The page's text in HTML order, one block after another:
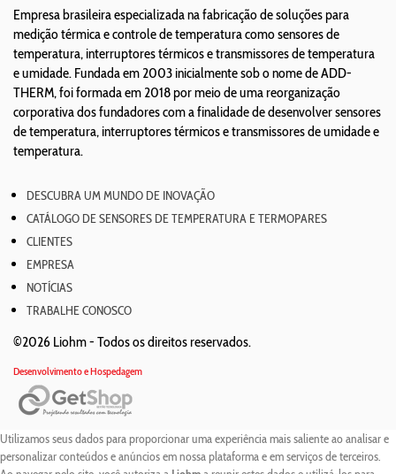
Empresa brasileira especializada na fabricação de soluções para
medição térmica e controle de temperatura como sensores de
temperatura, interruptores térmicos e transmissores de temperatura
e umidade. Fundada em 2003 inicialmente sob o nome de ADD-
THERM, foi formada em 2018 por meio de uma reorganização
corporativa dos fundadores com a finalidade de desenvolver sensores
de temperatura, interruptores térmicos e transmissores de umidade e
temperatura.
DESCUBRA UM MUNDO DE INOVAÇÃO
CATÁLOGO DE SENSORES DE TEMPERATURA E TERMOPARES
CLIENTES
EMPRESA
NOTÍCIAS
TRABALHE CONOSCO
©2026 Liohm - Todos os direitos reservados.
Desenvolvimento e Hospedagem
Utilizamos seus dados para proporcionar uma experiência mais saliente ao analisar e
personalizar conteúdos e anúncios em nossa plataforma e em serviços de terceiros.